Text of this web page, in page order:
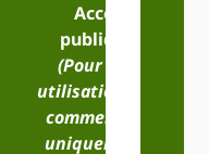
Accès
publique
(Pour une
utilisation non
commerciale
uniquement,